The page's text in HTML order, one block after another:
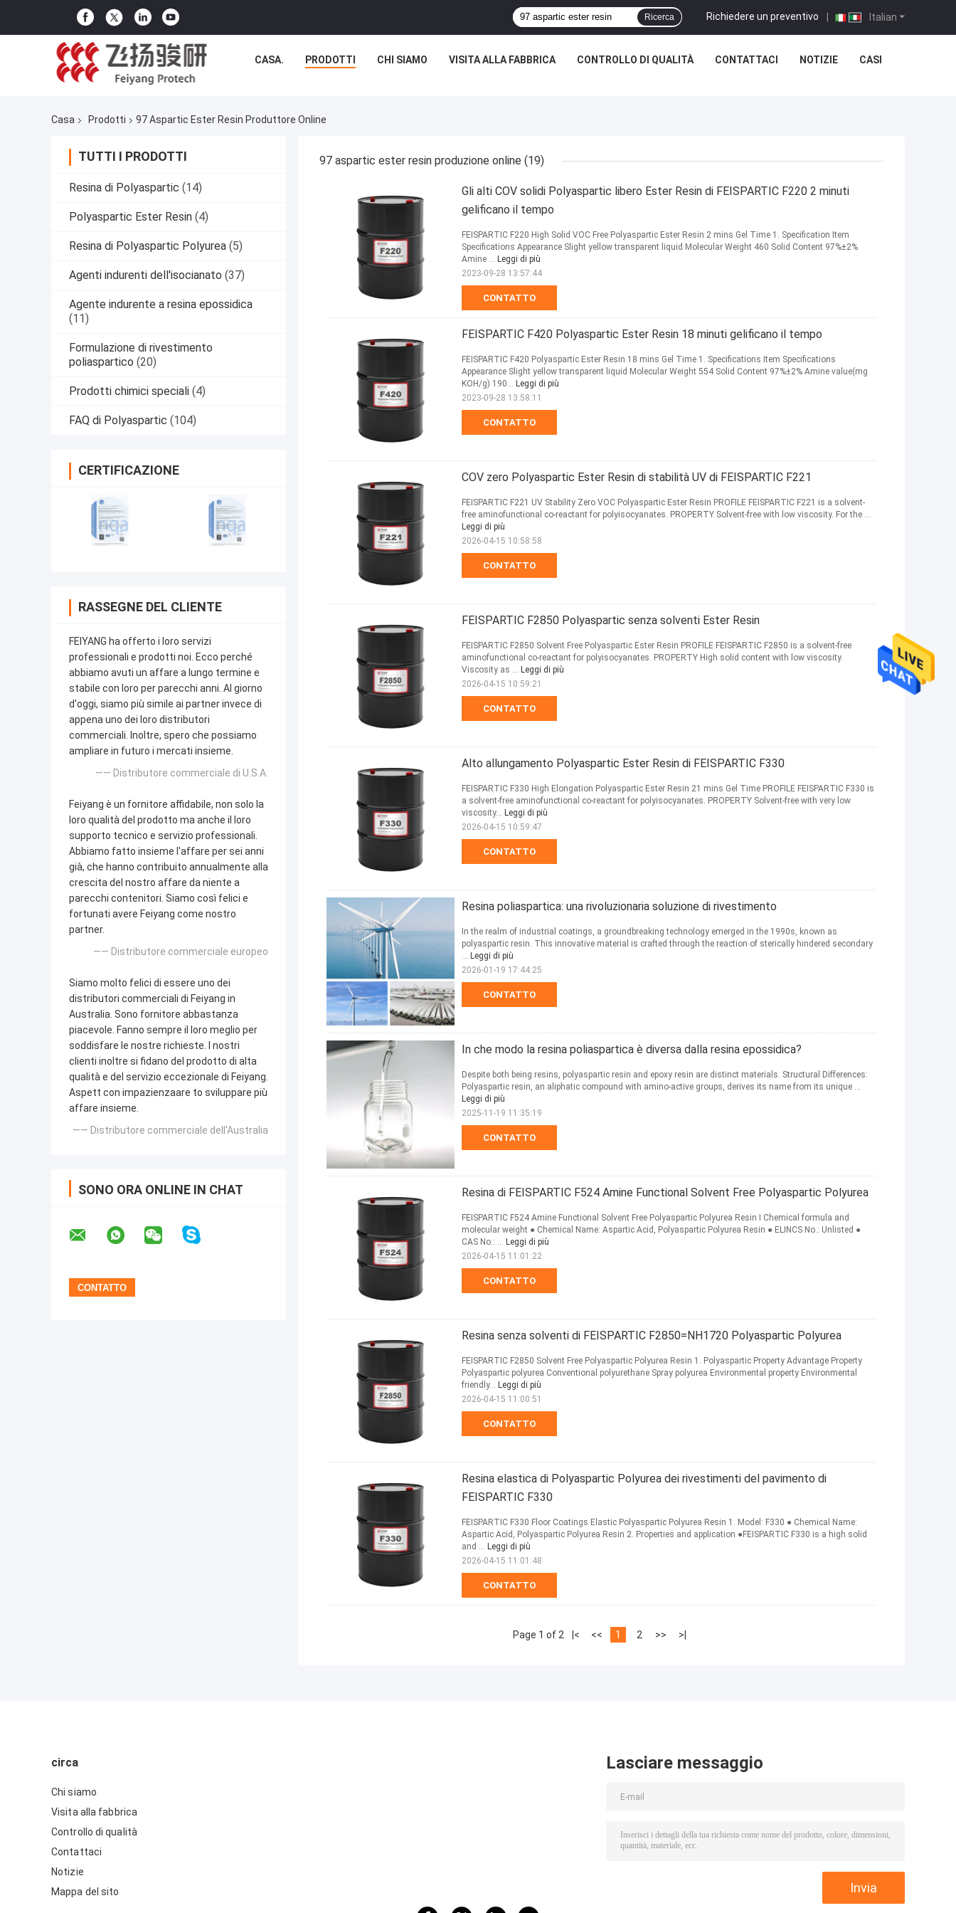
Italian
Richiedere un preventivo |
Ricerca
CASA. PRODOTTI CHI SIAMO VISITA ALLA FABBRICA CONTROLLO DI QUALITÀ CONTATTACI NOTIZIE CASI
Casa Prodotti 97 Aspartic Ester Resin Produttore Online
TUTTI I PRODOTTI
Resina di Polyaspartic (14)
Polyaspartic Ester Resin (4)
Resina di Polyaspartic Polyurea (5)
Agenti indurenti dell'isocianato (37)
Agente indurente a resina epossidica
(11)
Formulazione di rivestimento
poliaspartico (20)
Prodotti chimici speciali (4)
FAQ di Polyaspartic (104)
CERTIFICAZIONE
RASSEGNE DEL CLIENTE
FEIYANG ha offerto i loro servizi
professionali e prodotti noi. Ecco perché
abbiamo avuti un affare a lungo termine e
stabile con loro per parecchi anni. Al giorno
d'oggi, siamo più simile ai partner invece di
appena uno dei loro distributori
commerciali. Inoltre, spero che possiamo
ampliare in futuro i mercati insieme.
—— Distributore commerciale di U.S.A.
Feiyang è un fornitore affidabile, non solo la
loro qualità del prodotto ma anche il loro
supporto tecnico e servizio professionali.
Abbiamo fatto insieme l'affare per sei anni
già, che hanno contribuito annualmente alla
crescita del nostro affare da niente a
parecchi contenitori. Siamo così felici e
fortunati avere Feiyang come nostro
partner.
—— Distributore commerciale europeo
Siamo molto felici di essere uno dei
distributori commerciali di Feiyang in
Australia. Sono fornitore abbastanza
piacevole. Fanno sempre il loro meglio per
soddisfare le nostre richieste. I nostri
clienti inoltre si fidano del prodotto di alta
qualità e del servizio eccezionale di Feiyang.
Aspett con impazienzaare to sviluppare più
affare insieme.
—— Distributore commerciale dell'Australia
SONO ORA ONLINE IN CHAT
97 aspartic ester resin produzione online (19)
Gli alti COV solidi Polyaspartic libero Ester Resin di FEISPARTIC F220 2 minuti
gelificano il tempo
CONTATTO
FEISPARTIC F220 High Solid VOC Free Polyaspartic Ester Resin 2 mins Gel Time 1. Specification Item
Specifications Appearance Slight yellow transparent liquid Molecular Weight 460 Solid Content 97%±2%
Amine ... Leggi di più
2023-09-28 13:57:44
FEISPARTIC F420 Polyaspartic Ester Resin 18 minuti gelificano il tempo
CONTATTO
FEISPARTIC F420 Polyaspartic Ester Resin 18 mins Gel Time 1. Specifications Item Specifications
Appearance Slight yellow transparent liquid Molecular Weight 554 Solid Content 97%±2% Amine value(mg
KOH/g) 190... Leggi di più
2023-09-28 13:58:11
COV zero Polyaspartic Ester Resin di stabilità UV di FEISPARTIC F221
CONTATTO
FEISPARTIC F221 UV Stability Zero VOC Polyaspartic Ester Resin PROFILE FEISPARTIC F221 is a solvent-
free aminofunctional co-reactant for polyisocyanates. PROPERTY Solvent-free with low viscosity. For the ...
Leggi di più
2026-04-15 10:58:58
FEISPARTIC F2850 Polyaspartic senza solventi Ester Resin
CONTATTO
FEISPARTIC F2850 Solvent Free Polyaspartic Ester Resin PROFILE FEISPARTIC F2850 is a solvent-free
aminofunctional co-reactant for polyisocyanates. PROPERTY High solid content with low viscosity.
Viscosity as ... Leggi di più
2026-04-15 10:59:21
Alto allungamento Polyaspartic Ester Resin di FEISPARTIC F330
CONTATTO
FEISPARTIC F330 High Elongation Polyaspartic Ester Resin 21 mins Gel Time PROFILE FEISPARTIC F330 is
a solvent-free aminofunctional co-reactant for polyisocyanates. PROPERTY Solvent-free with very low
viscosity... Leggi di più
2026-04-15 10:59:47
Resina poliaspartica: una rivoluzionaria soluzione di rivestimento
CONTATTO
In the realm of industrial coatings, a groundbreaking technology emerged in the 1990s, known as
polyaspartic resin. This innovative material is crafted through the reaction of sterically hindered secondary
... Leggi di più
2026-01-19 17:44:25
In che modo la resina poliaspartica è diversa dalla resina epossidica?
CONTATTO
Despite both being resins, polyaspartic resin and epoxy resin are distinct materials. Structural Differences:
Polyaspartic resin, an aliphatic compound with amino-active groups, derives its name from its unique ...
Leggi di più
2025-11-19 11:35:19
Resina di FEISPARTIC F524 Amine Functional Solvent Free Polyaspartic Polyurea
CONTATTO
FEISPARTIC F524 Amine Functional Solvent Free Polyaspartic Polyurea Resin Ⅰ Chemical formula and
molecular weight ● Chemical Name: Aspartic Acid, Polyaspartic Polyurea Resin ● ELINCS No.: Unlisted ●
CAS No.: ... Leggi di più
2026-04-15 11:01:22
Resina senza solventi di FEISPARTIC F2850=NH1720 Polyaspartic Polyurea
CONTATTO
FEISPARTIC F2850 Solvent Free Polyaspartic Polyurea Resin 1. Polyaspartic Property Advantage Property
Polyaspartic polyurea Conventional polyurethane Spray polyurea Environmental property Environmental
friendly... Leggi di più
2026-04-15 11:00:51
Resina elastica di Polyaspartic Polyurea dei rivestimenti del pavimento di
FEISPARTIC F330
CONTATTO
FEISPARTIC F330 Floor Coatings Elastic Polyaspartic Polyurea Resin 1. Model: F330 ● Chemical Name:
Aspartic Acid, Polyaspartic Polyurea Resin 2. Properties and application ●FEISPARTIC F330 is a high solid
and ... Leggi di più
2026-04-15 11:01:48
Page 1 of 2 |< << 1 2 >> >|
circa
Chi siamo
Visita alla fabbrica
Controllo di qualità
Contattaci
Notizie
Mappa del sito
Lasciare messaggio